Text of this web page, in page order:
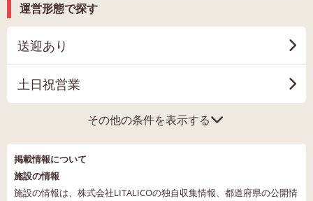
運営形態で探す
送迎あり
土日祝営業
その他の条件を表示する
掲載情報について
施設の情報
施設の情報は、株式会社LITALICOの独自収集情報、都道府県の公開情